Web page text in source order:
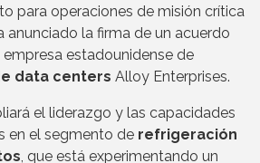
para operaciones de misión crítica
anunciado la firma de un acuerdo
estadounidense de
data centers Alloy Enterprises.
el liderazgo y las capacidades
en el segmento de refrigeración
, que está experimentando un